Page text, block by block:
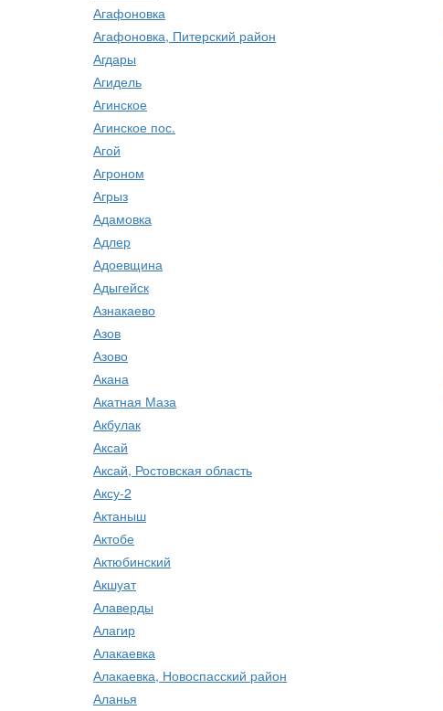
Агафоновка
Агафоновка, Питерский район
Агдары
Агидель
Агинское
Агинское пос.
Агой
Агроном
Агрыз
Адамовка
Адлер
Адоевщина
Адыгейск
Азнакаево
Азов
Азово
Акана
Акатная Маза
Акбулак
Аксай
Аксай, Ростовская область
Аксу-2
Актаныш
Актобе
Актюбинский
Акшуат
Алаверды
Алагир
Алакаевка
Алакаевка, Новоспасский район
Аланья